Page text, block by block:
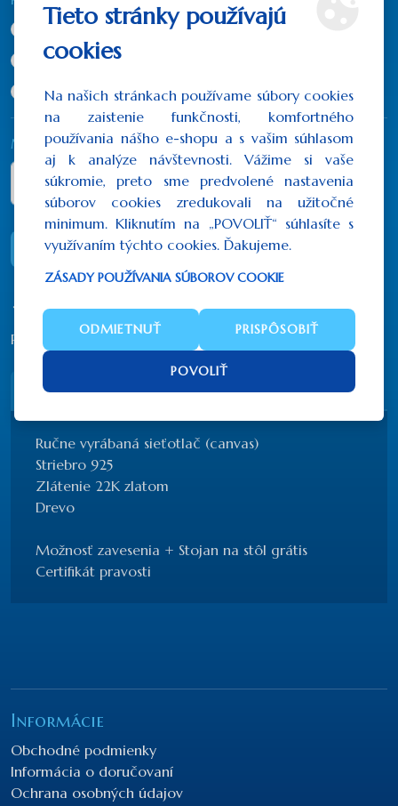
16x11 cm (86,10€)
20x16 cm(123,00€)
33x25 cm (270,60€)
Množstvo
DO KOŠÍKA
Počet hodnotení: 0/ Napísať recenziu
Popis Recenzie (0)
Ručne vyrábaná sieťotlač (canvas)
Striebro 925
Zlátenie 22K zlatom
Drevo
Možnosť zavesenia + Stojan na stôl grátis
Certifikát pravosti
Informácie
Obchodné podmienky
Informácia o doručovaní
Ochrana osobných údajov
Tieto stránky používajú
cookies
Na našich stránkach používame súbory cookies
na zaistenie funkčnosti, komfortného
používania nášho e-shopu a s vašim súhlasom
aj k analýze návštevnosti. Vážime si vaše
súkromie, preto sme predvolené nastavenia
súborov cookies zredukovali na užitočné
minimum. Kliknutím na „POVOLIŤ“ súhlasíte s
využívaním týchto cookies. Ďakujeme.
ZÁSADY POUŽÍVANIA SÚBOROV COOKIE
ODMIETNUŤ PRISPÔSOBIŤ
POVOLIŤ